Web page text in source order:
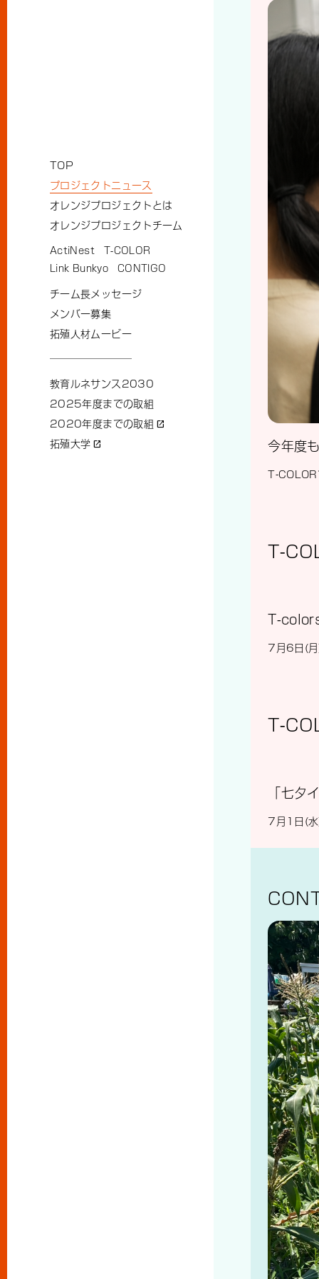
TOP
プロジェクトニュース
オレンジプロジェクトとは
オレンジプロジェクトチーム
ActiNest
T-COLOR
Link Bunkyo
CONTIGO
チーム長メッセージ
メンバー募集
拓殖人材ムービー
教育ルネサンス2030
2025年度までの取組
2020年度までの取組 open_in_new
拓殖大学 open_in_new 今年度
T-COLOR
T-
T-
7月6日(月
T-
「七夕
7月1日(水